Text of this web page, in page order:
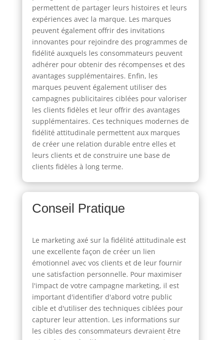
permettent de partager leurs histoires et leurs
expériences avec la marque. Les marques
peuvent également offrir des invitations
innovantes pour rejoindre des programmes de
fidélité auxquels les consommateurs peuvent
adhérer pour obtenir des récompenses et des
avantages supplémentaires. Enfin, les
marques peuvent également utiliser des
campagnes publicitaires ciblées pour valoriser
les clients fidèles et leur offrir des avantages
supplémentaires. Ces techniques modernes de
fidélité attitudinale permettent aux marques
de créer une relation durable entre elles et
leurs clients et de construire une base de
clients fidèles à long terme.
Conseil Pratique
Le marketing axé sur la fidélité attitudinale est
une excellente façon de créer un lien
émotionnel avec vos clients et de leur fournir
une satisfaction personnelle. Pour maximiser
l'impact de votre campagne marketing, il est
important d'identifier d'abord votre public
cible et d'utiliser des techniques ciblées pour
capturer leur attention. Les informations sur
les cibles des consommateurs devraient être